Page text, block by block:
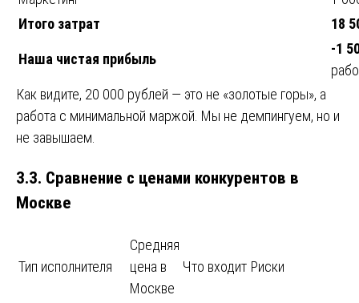
Итого затрат
18
Наша чистая прибыль
-1
Как видите, 20 000 рублей — это не «золотые горы», а
работа с минимальной маржой. Мы не демпингуем, но и
не завышаем.
3.3. Сравнение с ценами конкурентов в
Москве
Тип исполнителя
Средняя
цена в
Москве
Что входит Риски